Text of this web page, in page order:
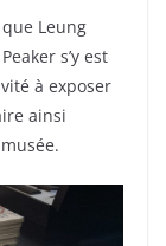
Leung
s’y est
à exposer
ainsi